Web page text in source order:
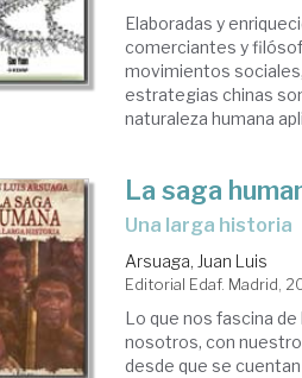
Elaboradas y
comerciantes y
movimientos
estrategias chinas
naturaleza humana
La saga
una larga historia
Arsuaga, Juan Luis
Editorial Edaf. Madrid,
Lo que nos fascina
nosotros, con
desde que se